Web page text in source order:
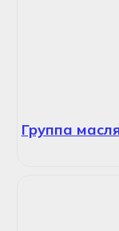
Группа